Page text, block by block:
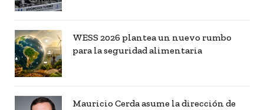
WESS 2026 plantea un nuevo rumbo
para la seguridad alimentaria
Mauricio Cerda asume la dirección de